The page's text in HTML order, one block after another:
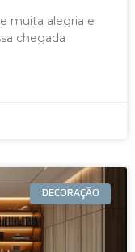
muita alegria e
chegada
DECORAÇÃO